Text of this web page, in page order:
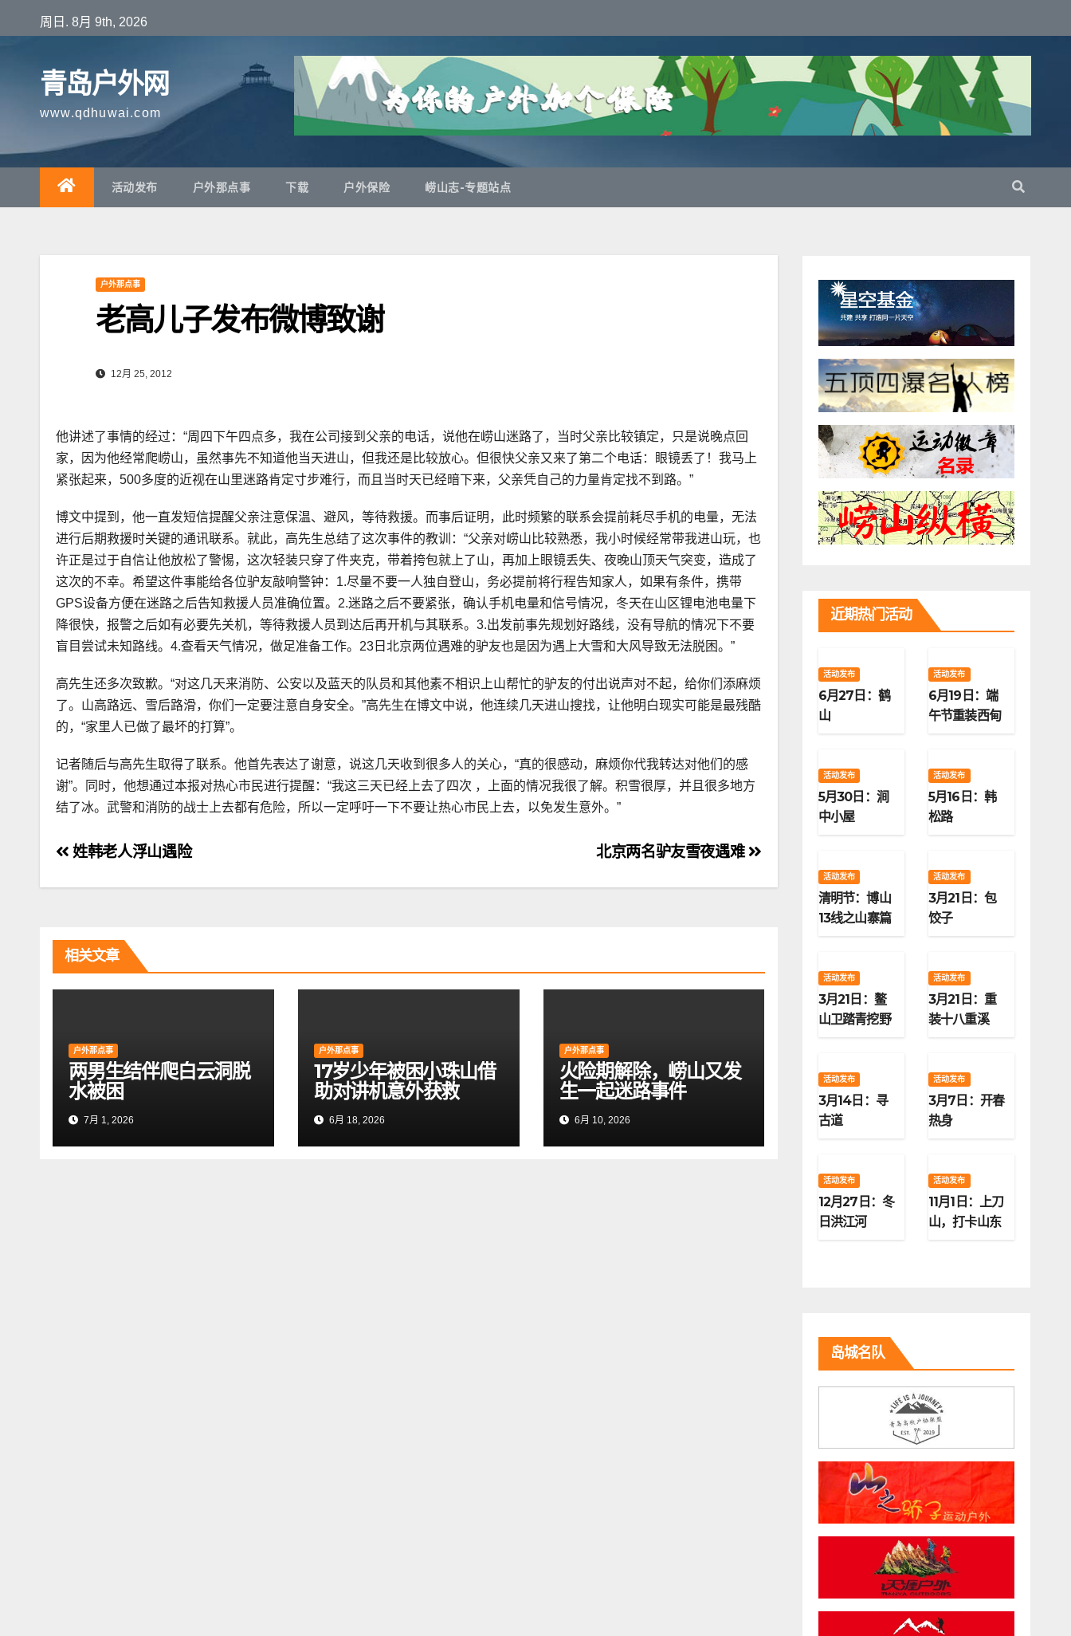
至
周日. 8月 9th, 2026
青岛户外网
www.qdhuwai.com
活动发布 户外那点事 下载 户外保险 崂山志-专题站点
户外那点事
老高儿子发布微博致谢
12月 25, 2012
他讲述了事情的经过：“周四下午四点多，我在公司接到父亲的电话，说他在崂山迷路了，当时父亲比较镇定，只是说晚点回
家，因为他经常爬崂山，虽然事先不知道他当天进山，但我还是比较放心。但很快父亲又来了第二个电话：眼镜丢了！我马上
紧张起来，500多度的近视在山里迷路肯定寸步难行，而且当时天已经暗下来，父亲凭自己的力量肯定找不到路。”
博文中提到，他一直发短信提醒父亲注意保温、避风，等待救援。而事后证明，此时频繁的联系会提前耗尽手机的电量，无法
进行后期救援时关键的通讯联系。就此，高先生总结了这次事件的教训：“父亲对崂山比较熟悉，我小时候经常带我进山玩，也
许正是过于自信让他放松了警惕，这次轻装只穿了件夹克，带着挎包就上了山，再加上眼镜丢失、夜晚山顶天气突变，造成了
这次的不幸。希望这件事能给各位驴友敲响警钟：1.尽量不要一人独自登山，务必提前将行程告知家人，如果有条件，携带
GPS设备方便在迷路之后告知救援人员准确位置。2.迷路之后不要紧张，确认手机电量和信号情况，冬天在山区锂电池电量下
降很快，报警之后如有必要先关机，等待救援人员到达后再开机与其联系。3.出发前事先规划好路线，没有导航的情况下不要
盲目尝试未知路线。4.查看天气情况，做足准备工作。23日北京两位遇难的驴友也是因为遇上大雪和大风导致无法脱困。”
高先生还多次致歉。“对这几天来消防、公安以及蓝天的队员和其他素不相识上山帮忙的驴友的付出说声对不起，给你们添麻烦
了。山高路远、雪后路滑，你们一定要注意自身安全。”高先生在博文中说，他连续几天进山搜找，让他明白现实可能是最残酷
的，“家里人已做了最坏的打算”。
记者随后与高先生取得了联系。他首先表达了谢意，说这几天收到很多人的关心，“真的很感动，麻烦你代我转达对他们的感
谢”。同时，他想通过本报对热心市民进行提醒：“我这三天已经上去了四次 ，上面的情况我很了解。积雪很厚，并且很多地方
结了冰。武警和消防的战士上去都有危险，所以一定呼吁一下不要让热心市民上去，以免发生意外。”
文
章
航
北京两名驴友雪夜遇难
姓韩老人浮山遇险
相关文章
户外那点事
两男生结伴爬白云洞脱
水被困
7月 1, 2026
户外那点事
17岁少年被困小珠山借
助对讲机意外获救
6月 18, 2026
户外那点事
火险期解除，崂山又发
生一起迷路事件
6月 10, 2026
近期热门活动
活动发布
6月27日：鹤
山
活动发布
6月19日：端
午节重装西甸
活动发布
5月30日：涧
中小屋
活动发布
5月16日：韩
松路
活动发布
清明节：博山
13线之山寨篇
活动发布
3月21日：包
饺子
活动发布
3月21日：鳌
山卫踏青挖野
活动发布
3月21日：重
装十八重溪
活动发布
3月14日：寻
古道
活动发布
3月7日：开春
热身
活动发布
12月27日：冬
日洪江河
活动发布
11月1日：上刀
山，打卡山东
岛城名队